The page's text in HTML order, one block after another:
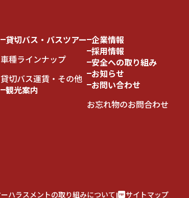
貸切バス・バスツアー
車種ラインナップ
貸切バス運賃・その他
観光案内
企業情報
採用情報
安全への取り組み
お知らせ
お問い合わせ
お忘れ物のお問合わせ
ハラスメントの取り組みについて サイトマップ